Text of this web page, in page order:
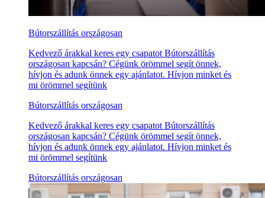
Bútorszállítás országosan
Kedvező árakkal keres egy csapatot Bútorszállítás
országosan kapcsán? Cégünk örömmel segít önnek,
hívjon és adunk önnek egy ajánlatot. Hívjon minket és
mi örömmel segítünk
Bútorszállítás országosan
Kedvező árakkal keres egy csapatot Bútorszállítás
országosan kapcsán? Cégünk örömmel segít önnek,
hívjon és adunk önnek egy ajánlatot. Hívjon minket és
mi örömmel segítünk
Bútorszállítás országosan